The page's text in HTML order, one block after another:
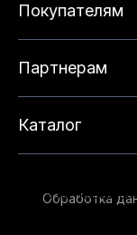
Покупателям
Партнерам
Каталог
Обработка
опыта на нашем
данный сайт, вы